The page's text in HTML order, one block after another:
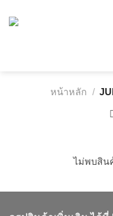
หน้าหลัก /
ไม่พบสิน